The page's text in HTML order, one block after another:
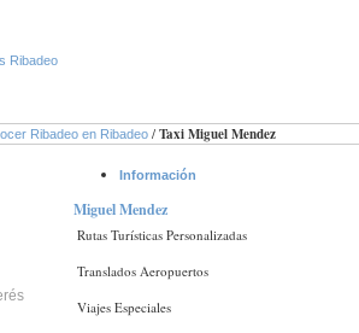
Ribadeo en Ribadeo / Taxi Miguel Mendez
Información
Miguel Mendez
Rutas Turísticas Personalizadas
Translados Aeropuertos
Viajes Especiales